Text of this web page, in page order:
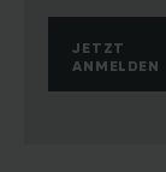
JETZT
ANMELDEN